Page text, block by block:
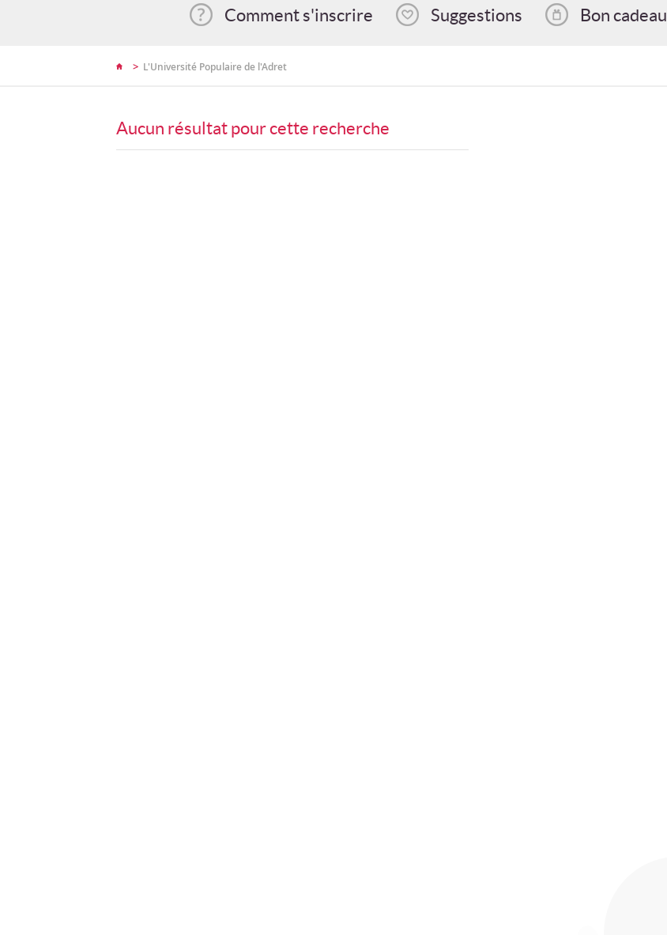
Comment s'inscrire Suggestions Bon cadeau
> L'Université Populaire de l'Adret
Aucun résultat pour cette recherche